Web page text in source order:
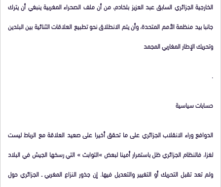
الخارجية الجزائري السابق عبد العزيز بلخادم، من أن ملف الصحراء المغربية ينبغي أن يترك
جانبا بيد منظمة الأمم المتحدة، وأن يتم الانطلاق نحو تطبيع العلاقات الثنائية بين البلدين
وتحريك الإطار المغاربي المجمد
.
حسابات سياسية
الدوافع وراء الانقلاب الجزائري على ما تحقق أخيرا على صعيد العلاقة مع الرباط ليست
لغزا، فالنظام الجزائري ظل باستمرار أمينا لبعض »التوابث » التي رسخها الجيش في البلاد
ولم تعد تقبل التحريك أو التغيير والتعديل فيها. إن جذور النزاع المغربي ـ الجزائري حول